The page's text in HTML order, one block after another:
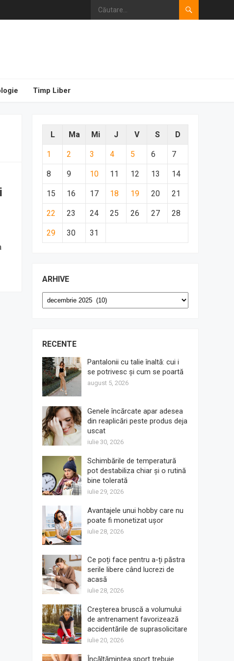
Timp Liber
L Ma Mi J V S D
1 2 3 4 5 6 7
8 9 10 11 12 13 14
15 16 17 18 19 20 21
22 23 24 25 26 27 28
29 30 31
ARHIVE
Arhive
RECENTE
Pantalonii cu talie înaltă: cui i
se potrivesc și cum se poartă
august 5, 2026
Genele încărcate apar adesea
din reaplicări peste produs deja
uscat
iulie 30, 2026
Schimbările de temperatură
pot destabiliza chiar și o rutină
bine tolerată
iulie 29, 2026
Avantajele unui hobby care nu
poate fi monetizat ușor
iulie 28, 2026
Ce poți face pentru a-ți păstra
serile libere când lucrezi de
acasă
iulie 28, 2026
Creșterea bruscă a volumului
de antrenament favorizează
accidentările de suprasolicitare
iulie 20, 2026
Încălțămintea sport trebuie